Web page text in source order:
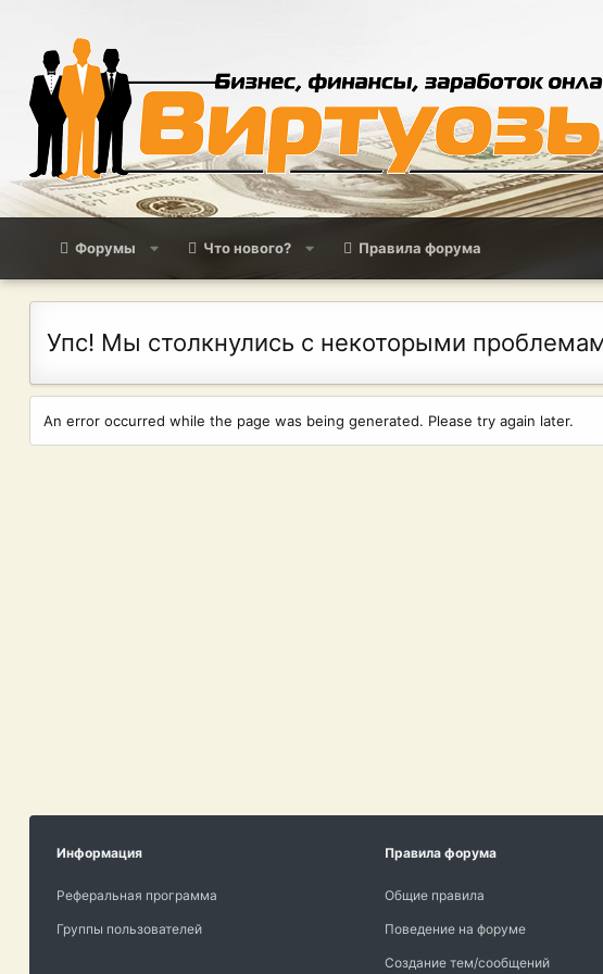
Форумы Что нового? Правила форума
Упс! Мы столкнулись с некоторыми
An error occurred while the page was being generated. Please try again later.
Информация
Реферальная программа
Группы пользователей
Правила форума
Общие правила
Поведение на форуме
Создание тем/сообщений